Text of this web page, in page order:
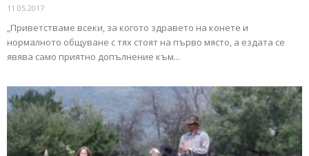
11.05.2017
„Приветстваме всеки, за когото здравето на конете и
нормалното общуване с тях стоят на първо място, а ездата се
явява само приятно допълнение към...